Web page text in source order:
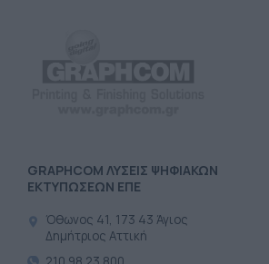
GRAPHCOM ΛΥΣΕΙΣ ΨΗΦΙΑΚΩΝ
ΕΚΤΥΠΩΣΕΩΝ ΕΠΕ
Όθωνος 41, 173 43 Άγιος
Δημήτριος Αττική